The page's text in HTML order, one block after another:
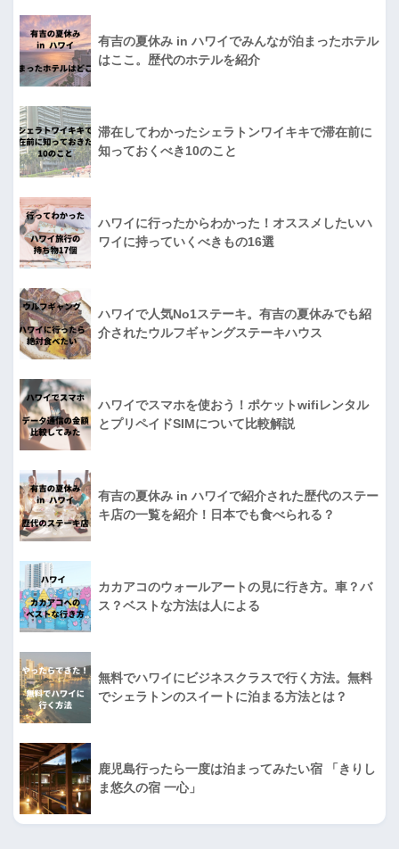
有吉の夏休み in ハワイでみんなが泊まったホテル
はここ。歴代のホテルを紹介
滞在してわかったシェラトンワイキキで滞在前に
知っておくべき10のこと
ハワイに行ったからわかった！オススメしたいハ
ワイに持っていくべきもの16選
ハワイで人気No1ステーキ。有吉の夏休みでも紹
介されたウルフギャングステーキハウス
ハワイでスマホを使おう！ポケットwifiレンタル
とプリペイドSIMについて比較解説
有吉の夏休み in ハワイで紹介された歴代のステー
キ店の一覧を紹介！日本でも食べられる？
カカアコのウォールアートの見に行き方。車？バ
ス？ベストな方法は人による
無料でハワイにビジネスクラスで行く方法。無料
でシェラトンのスイートに泊まる方法とは？
鹿児島行ったら一度は泊まってみたい宿 「きりし
ま悠久の宿 一心」